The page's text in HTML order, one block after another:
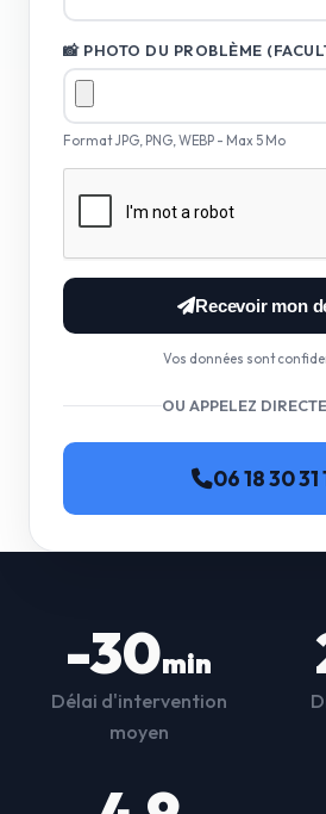
📸 PHOTO DU PROBLÈME
Format JPG, PNG, WEBP - Max 5 Mo
Recevoir mon
Vos données sont
OU APPELEZ
06 18 30 31
-30min
Délai d'intervention
moyen